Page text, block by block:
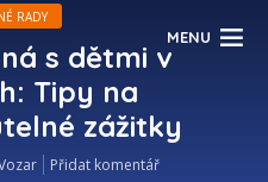
MENU
RADY
s dětmi v
Tipy na
zážitky
Přidat komentář